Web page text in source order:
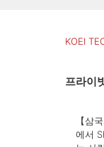
KOEI
프라이
【삼
에서